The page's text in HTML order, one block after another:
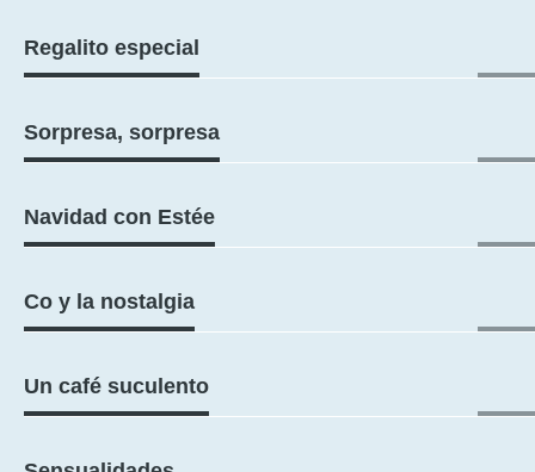
Regalito especial
Sorpresa, sorpresa
Navidad con Estée
Co y la nostalgia
Un café suculento